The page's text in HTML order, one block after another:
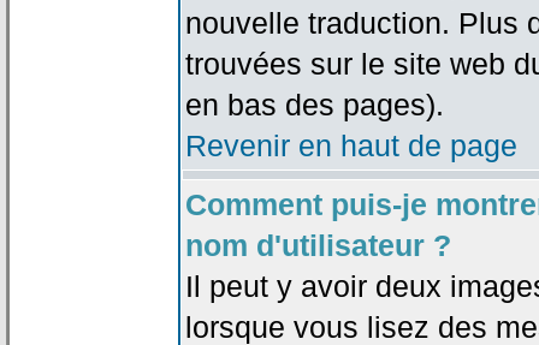
nouvelle traduction. Plus
trouvées sur le site web
en bas des pages).
Revenir en haut de page
Comment puis-je
nom d'utilisateur ?
Il peut y avoir deux
lorsque vous lisez des